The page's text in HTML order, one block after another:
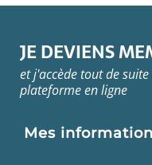
JE DEVIENS
et j'accède tout de
plateforme en ligne
Mes